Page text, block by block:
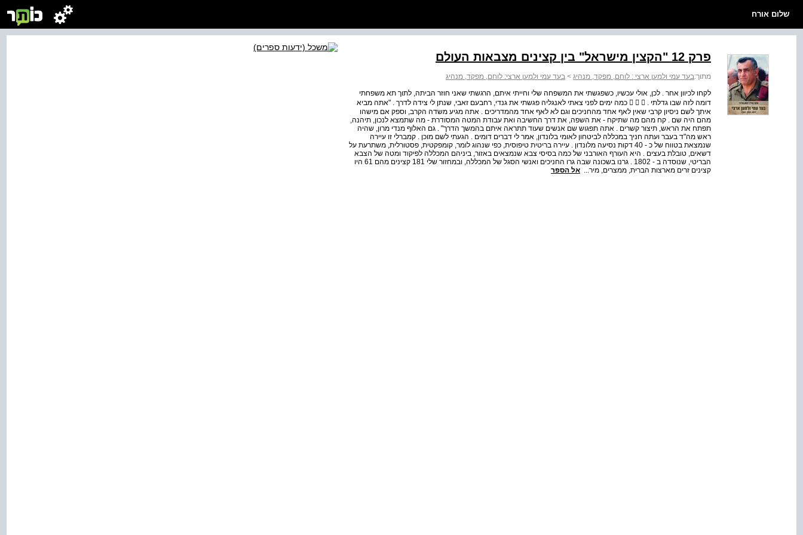
שלום אורח
פרק 12 "הקצין מישראל" בין קצינים מצבאות העולם
מתוך:בעד עמי ולמען ארצי : לוחם, מפקד, מנהיג > בעד עמי ולמען ארצי: לוחם, מפקד, מנהיג
לקחו לכיוון אחר . לכן, אולי עכשיו, כשפגשתי את המשפחה שלי וחייתי איתם, הרגשתי שאני חוזר הביתה, לתוך תא משפחתי
דומה לזה שבו גדלתי .    כמה ימים לפני צאתי לאנגליה פגשתי את גנדי, רחבעם זאבי, שנתן לי צידה לדרך . "אתה מביא
איתך לשם ניסיון קרבי שאין לאף אחד מהחניכים וגם לא לאף אחד מהמדריכים . אתה מגיע משדה הקרב, וספק אם מישהו
מהם היה שם . קח מהם מה שתיקח ‑ את השפה, את דרך החשיבה ואת עבודת המטה המסודרת ‑ מה שתמצא לנכון, תיהנה,
תפתח את הראש, תיצור קשרים . אתה תפגוש שם אנשים שעוד תתראה איתם בהמשך הדרך" . גם האלוף מנדי מרון, שהיה
ראש מה"ד בעבר ועתה חניך במכללה לביטחון לאומי בלונדון, אמר לי דברים דומים . הגעתי לשם מוכן . קמברלי זו עיירה
שנמצאת בטווח של כ ‑ 40 דקות נסיעה מלונדון . עיירה בריטית טיפוסית, כפי שנהוג לומר, קומפקטית, פסטורלית, משתרעת על
דשאים, טובלת בעצים . היא העורף האורבני של כמה בסיסי צבא שנמצאים באזור, ביניהם המכללה לפיקוד ומטה של הצבא
הבריטי, שנוסדה ב ‑ 1802 . גרנו בשכונה שבה גרו החניכים ואנשי הסגל של המכללה, ובמחזור שלי 181 קצינים מהם 61 היו
קצינים זרים מארצות הברית, ממצרים, מיר... אל הספר